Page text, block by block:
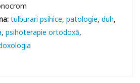
tulburari psihice patologie duh
psihoterapie ortodoxă